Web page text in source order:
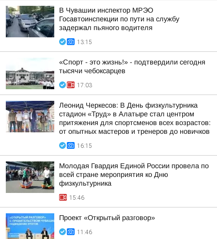
В Чувашии инспектор МРЭО
Госавтоинспекции по пути на службу
задержал пьяного водителя
13:15
«Спорт - это жизнь!» - подтвердили сегодня
тысячи чебоксарцев
17:03
Леонид Черкесов: В День физкультурника
стадион «Труд» в Алатыре стал центром
притяжения для спортсменов всех возрастов:
от опытных мастеров и тренеров до новичков
16:15
Молодая Гвардия Единой России провела по
всей стране мероприятия ко Дню
физкультурника
15:46
Проект «Открытый разговор»
11:46